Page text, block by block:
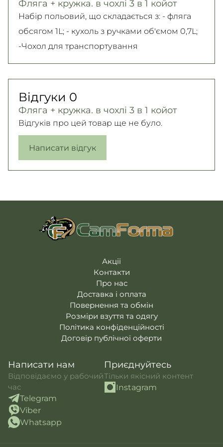
Безкоштовно
Детальніше
читайте на сторінці
Фляга + кружка. в чохлі 3 в 1 койот
Набір польовий, що складається з: - фляга
обсягом 1L; - кухоль з ручками об'ємом 0,7L;
-Чохол для транспортування
Відгуки 0
Фляга + кружка. в чохлі 3 в 1 койот
Відгуків про цей товар ще не було.
Написати відгук
Акції
Контакти
Про нас
Доставка і оплата
Повернення та обмін
Розміри взуття та одягу
Політика конфіденційності
Договір публічної оферти
Написати нам
Відповідаємо у рабочий
час
Telegram
Viber
Whatsapp
Приєднуйтесь
Тільки якісний контент
Instagram